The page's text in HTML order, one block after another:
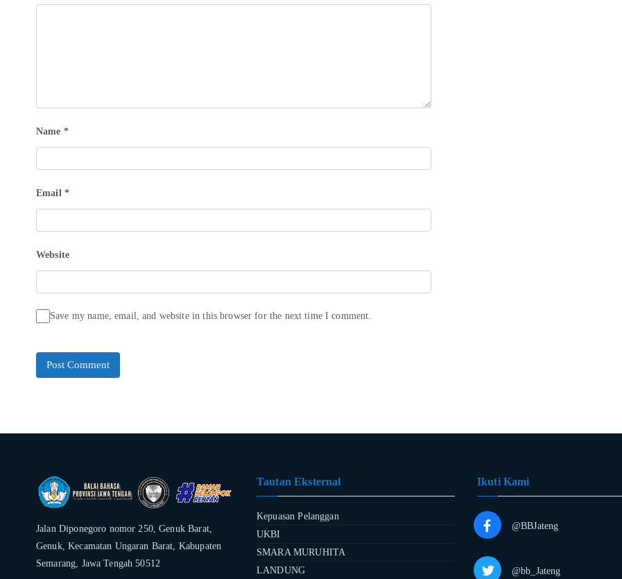
Name *
Email *
Website
Save my name, email, and website in this browser for the next time I comment.
Jalan Diponegoro nomor 250, Genuk Barat,
Genuk, Kecamatan Ungaran Barat, Kabupaten
Semarang, Jawa Tengah 50512
Tautan Eksternal
Kepuasan Pelanggan
UKBI
SMARA MURUHITA
LANDUNG
Ikuti Kami
@BBJateng
@bb_Jateng